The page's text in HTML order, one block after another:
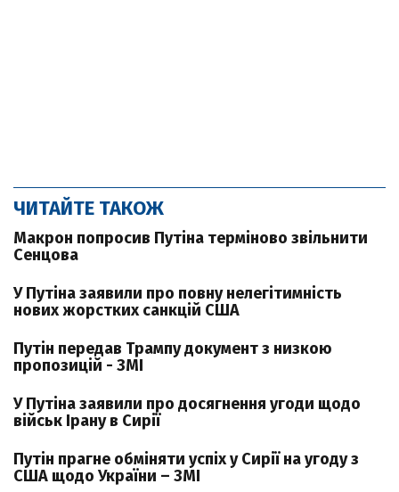
ЧИТАЙТЕ ТАКОЖ
Макрон попросив Путіна терміново звільнити
Сенцова
У Путіна заявили про повну нелегітимність
нових жорстких санкцій США
Путін передав Трампу документ з низкою
пропозицій - ЗМІ
У Путіна заявили про досягнення угоди щодо
військ Ірану в Сирії
Путін прагне обміняти успіх у Сирії на угоду з
США щодо України – ЗМІ